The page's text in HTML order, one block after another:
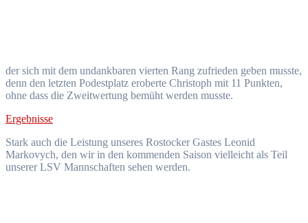
der sich mit dem undankbaren vierten Rang zufrieden geben musste,
denn den letzten Podestplatz eroberte Christoph mit 11 Punkten,
ohne dass die Zweitwertung bemüht werden musste.
Ergebnisse
Stark auch die Leistung unseres Rostocker Gastes Leonid
Markovych, den wir in den kommenden Saison vielleicht als Teil
unserer LSV Mannschaften sehen werden.